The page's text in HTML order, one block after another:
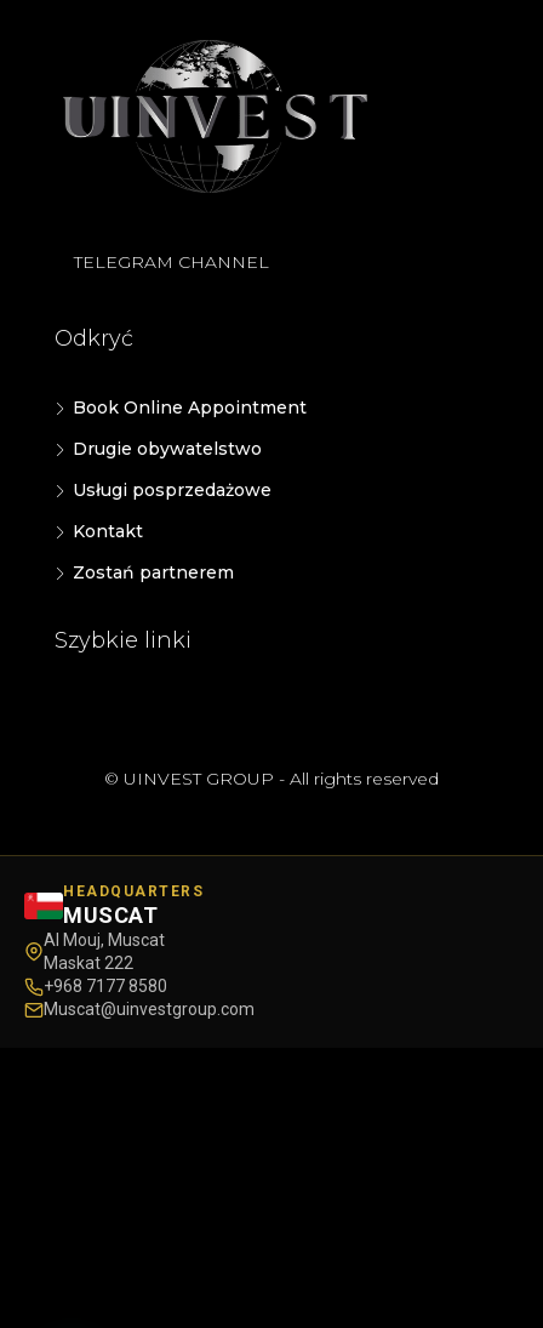
TELEGRAM CHANNEL
Odkryć
Book Online Appointment
Drugie obywatelstwo
Usługi posprzedażowe
Kontakt
Zostań partnerem
Szybkie linki
© UINVEST GROUP - All rights reserved
HEADQUARTERS
MUSCAT
Al Mouj, Muscat
Maskat 222
+968 7177 8580
Muscat@uinvestgroup.com